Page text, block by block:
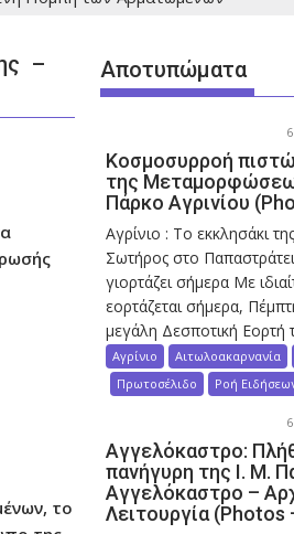
–
το
Αποτυπώματα
Κοσμοσυρροή
της
Πάρκο Αγρινίου
Αγρίνιο : Το εκκλησάκι
Σωτήρος στο
γιορτάζει σήμερα Με
εορτάζεται σήμερα,
μεγάλη Δεσποτική Εορτή
Αγρίνιο Αιτωλοακαρνανία
Πρωτοσέλιδο
Ροή
Αγγελόκαστρο:
πανήγυρη της Ι. Μ.
Αγγελόκαστρο –
Λειτουργία (Photos